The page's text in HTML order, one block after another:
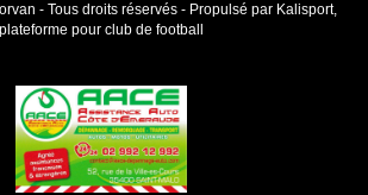
- Tous droits réservés - Propulsé par Kalisport,
plateforme pour club de football